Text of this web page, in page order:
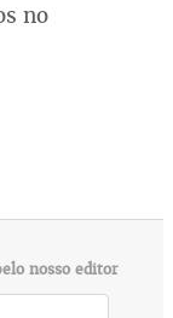
no
nosso editor